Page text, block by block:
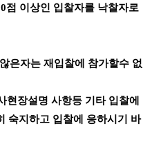
점 이상인 입찰자를 낙찰자로
은자는 재입찰에 참가할수 없
현장설명 사항등 기타 입찰에
숙지하고 입찰에 응하시기 바